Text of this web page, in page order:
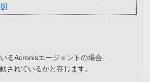
るAcronisエージェントの場合、
されているかと存じます。